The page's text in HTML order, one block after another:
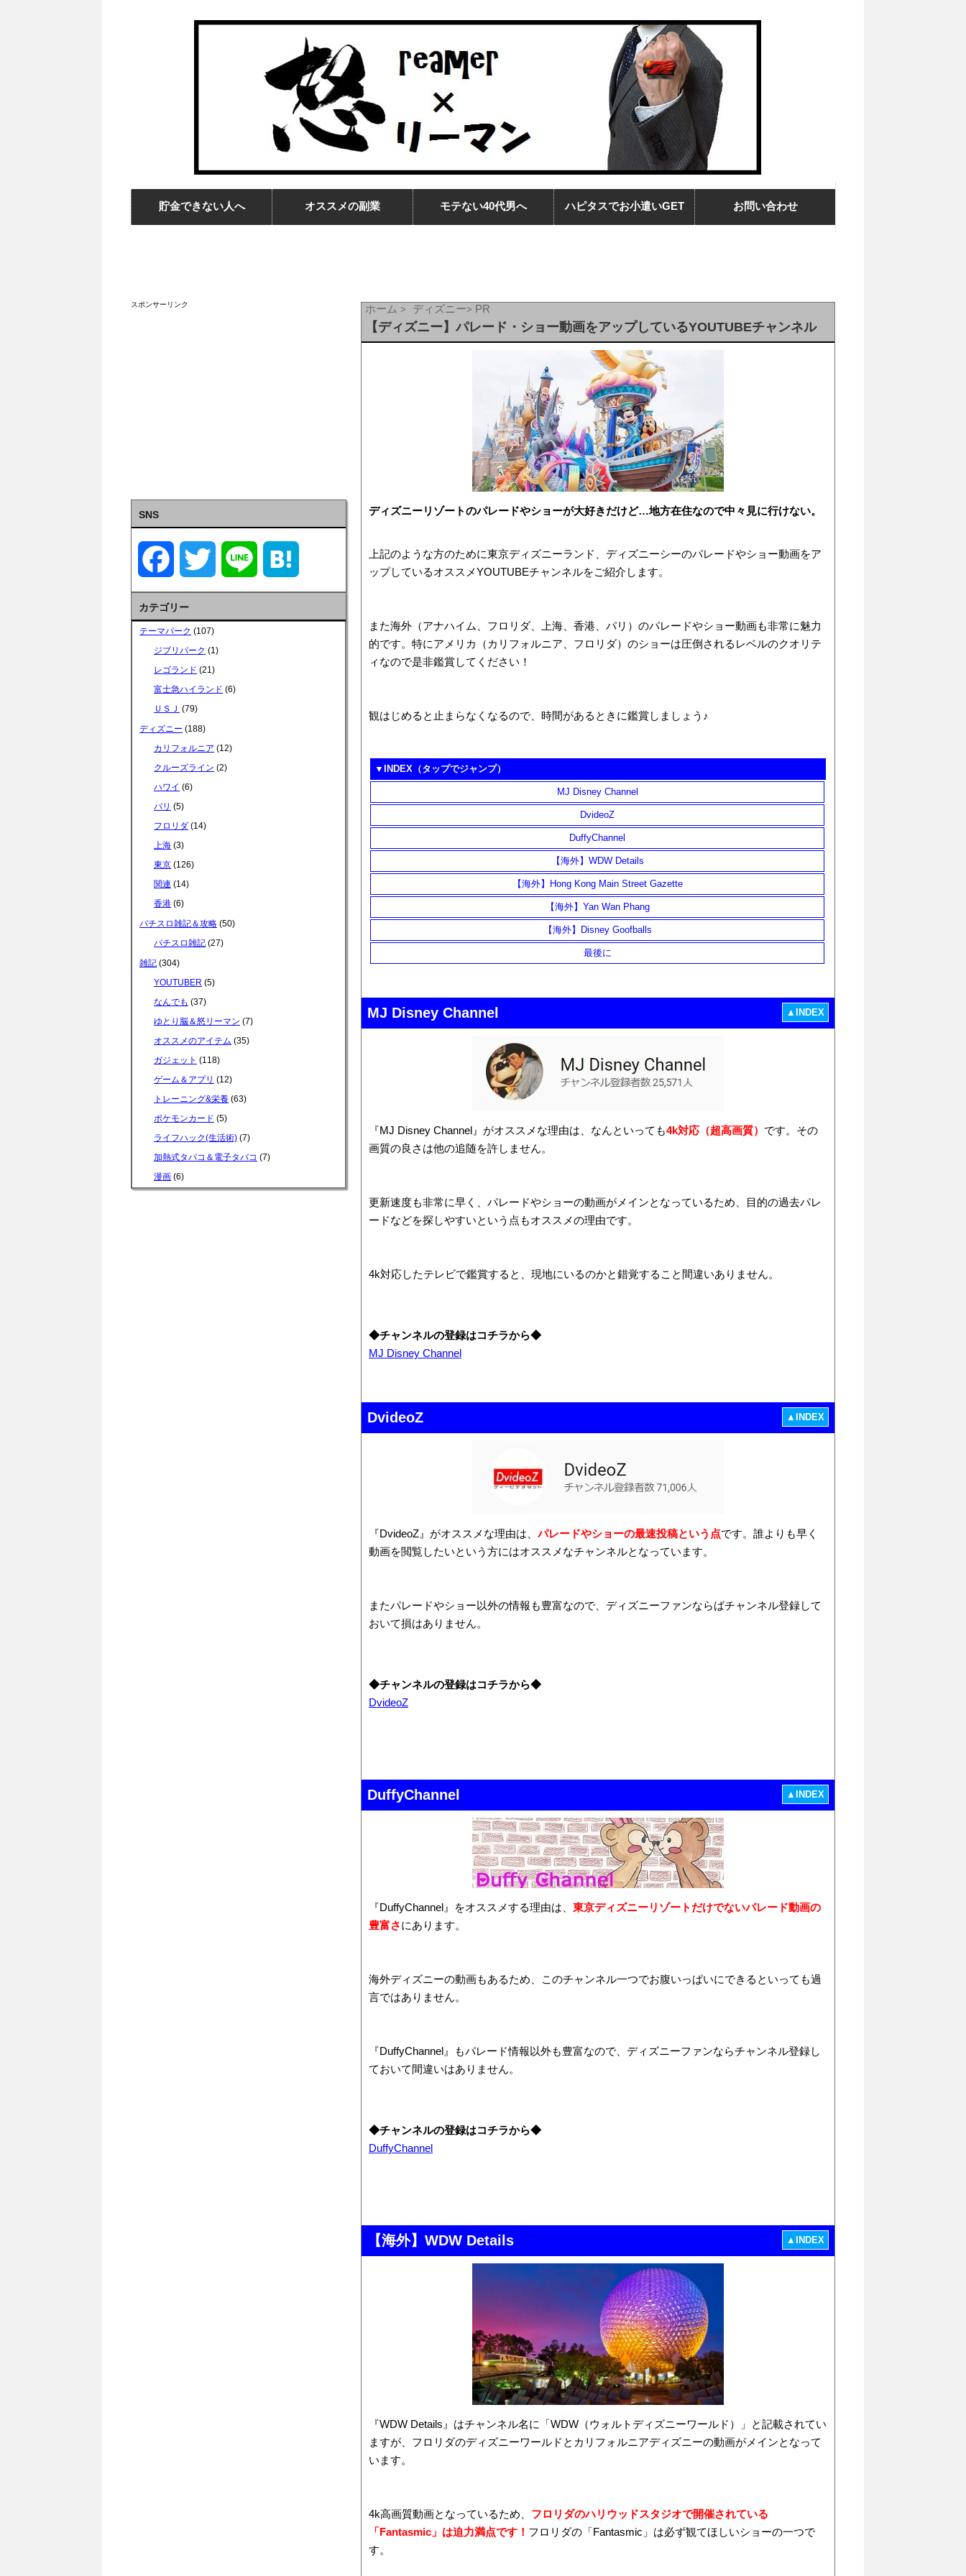
貯金できない人へ オススメの副業 モテない40代男へ ハピタスでお小遣いGET お問い合わせ
ホーム > ディズニー> PR
【ディズニー】パレード・ショー動画をアップしているYOUTUBEチャンネル
ディズニーリゾートのパレードやショーが大好きだけど…地方在住なので中々見に行けない。
上記のような方のために東京ディズニーランド、ディズニーシーのパレードやショー動画をア
ップしているオススメYOUTUBEチャンネルをご紹介します。
また海外（アナハイム、フロリダ、上海、香港、パリ）のパレードやショー動画も非常に魅力
的です。特にアメリカ（カリフォルニア、フロリダ）のショーは圧倒されるレベルのクオリテ
ィなので是非鑑賞してください！
観はじめると止まらなくなるので、時間があるときに鑑賞しましょう♪
▼INDEX（タップでジャンプ）
MJ Disney Channel
DvideoZ
DuffyChannel
【海外】WDW Details
【海外】Hong Kong Main Street Gazette
【海外】Yan Wan Phang
【海外】Disney Goofballs
最後に
MJ Disney Channel ▲INDEX
『MJ Disney Channel』がオススメな理由は、なんといっても4k対応（超高画質） です。その
画質の良さは他の追随を許しません。
更新速度も非常に早く、パレードやショーの動画がメインとなっているため、目的の過去パレ
ードなどを探しやすいという点もオススメの理由です。
4k対応したテレビで鑑賞すると、現地にいるのかと錯覚すること間違いありません。
◆チャンネルの登録はコチラから◆
MJ Disney Channel
DvideoZ ▲INDEX
『DvideoZ』がオススメな理由は、パレードやショーの最速投稿という点です。誰よりも早く
動画を閲覧したいという方にはオススメなチャンネルとなっています。
またパレードやショー以外の情報も豊富なので、ディズニーファンならばチャンネル登録して
おいて損はありません。
◆チャンネルの登録はコチラから◆
DvideoZ
DuffyChannel ▲INDEX
『DuffyChannel』をオススメする理由は、 東京ディズニーリゾートだけでないパレード動画の
豊富さにあります。
海外ディズニーの動画もあるため、このチャンネル一つでお腹いっぱいにできるといっても過
言ではありません。
『DuffyChannel』もパレード情報以外も豊富なので、ディズニーファンならチャンネル登録し
ておいて間違いはありません。
◆チャンネルの登録はコチラから◆
DuffyChannel
【海外】WDW Details ▲INDEX
『WDW Details』はチャンネル名に「WDW（ウォルトディズニーワールド）」と記載されてい
ますが、フロリダのディズニーワールドとカリフォルニアディズニーの動画がメインとなって
います。
4k高画質動画となっているため、 フロリダのハリウッドスタジオで開催されている
「Fantasmic」は迫力満点です！ フロリダの「Fantasmic」は必ず観てほしいショーの一つで
す。
スポンサーリンク
SNS
a
c
e
b
o
k
w
r
i a
カテゴリー
テーマパーク (107)
ジブリパーク (1)
レゴランド (21)
富士急ハイランド (6)
ＵＳＪ (79)
ディズニー (188)
カリフォルニア (12)
クルーズライン (2)
ハワイ (6)
パリ (5)
フロリダ (14)
上海 (3)
東京 (126)
関連 (14)
香港 (6)
パチスロ雑記＆攻略 (50)
パチスロ雑記 (27)
雑記 (304)
YOUTUBER (5)
なんでも (37)
ゆとり脳＆怒リーマン (7)
オススメのアイテム (35)
ガジェット (118)
ゲーム＆アプリ (12)
トレーニング&栄養 (63)
ポケモンカード (5)
ライフハック(生活術) (7)
加熱式タバコ＆電子タバコ (7)
漫画 (6)